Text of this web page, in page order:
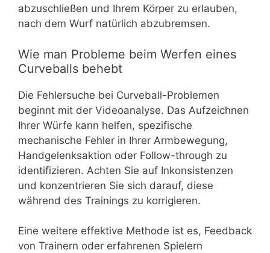
abzuschließen und Ihrem Körper zu erlauben,
nach dem Wurf natürlich abzubremsen.
Wie man Probleme beim Werfen eines
Curveballs behebt
Die Fehlersuche bei Curveball-Problemen
beginnt mit der Videoanalyse. Das Aufzeichnen
Ihrer Würfe kann helfen, spezifische
mechanische Fehler in Ihrer Armbewegung,
Handgelenksaktion oder Follow-through zu
identifizieren. Achten Sie auf Inkonsistenzen
und konzentrieren Sie sich darauf, diese
während des Trainings zu korrigieren.
Eine weitere effektive Methode ist es, Feedback
von Trainern oder erfahrenen Spielern